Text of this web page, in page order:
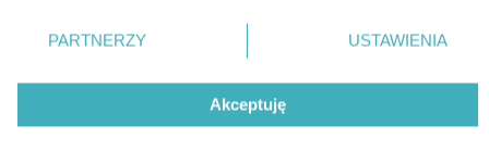
przygotowany przez
znajdujący się w lewym dolnym rogu strony
rodzaje przetwarzania danych nie wymagają zgody
przetwarzaniu. Preferencje będą miały zastosowania tylko
na tej witrynie.
PARTNERZY USTAWIENIA
Akceptuję